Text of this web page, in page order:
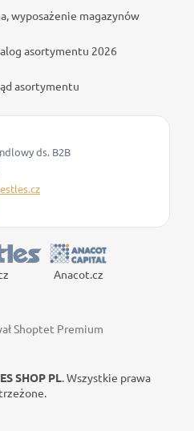
wyposażenie magazynów
asortymentu 2026
asortymentu
ds. B2B
Anacot.cz
Shoptet Premium
SHOP PL. Wszystkie prawa